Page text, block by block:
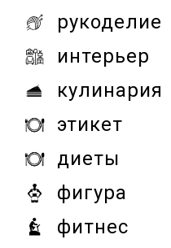
рукоделие
интерьер
кулинария
этикет
диеты
фигура
фитнес